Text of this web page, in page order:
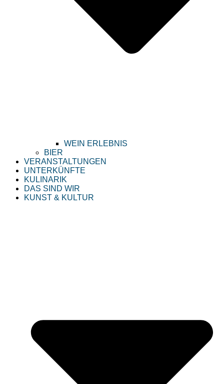
WEIN ERLEBNIS
BIER
VERANSTALTUNGEN
UNTERKÜNFTE
KULINARIK
DAS SIND WIR
KUNST & KULTUR